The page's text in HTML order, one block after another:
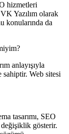
hizmetleri
VK Yazılım olarak
konularında da
anlayışıyla
Web sitesi
tasarımı, SEO
gösterir.